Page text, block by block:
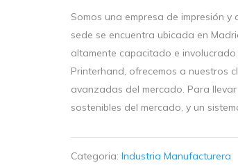
Somos una empresa de impresión
sede se encuentra ubicada en
altamente capacitado e
Printerhand, ofrecemos a nuestros
avanzadas del mercado. Para
sostenibles del mercado, y un
Categoria: Industria Manufacturera